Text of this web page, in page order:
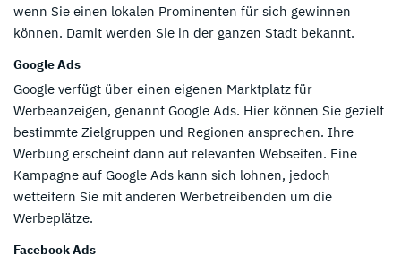
wenn Sie einen lokalen Prominenten für sich gewinnen
können. Damit werden Sie in der ganzen Stadt bekannt.
Google Ads
Google verfügt über einen eigenen Marktplatz für
Werbeanzeigen, genannt Google Ads. Hier können Sie gezielt
bestimmte Zielgruppen und Regionen ansprechen. Ihre
Werbung erscheint dann auf relevanten Webseiten. Eine
Kampagne auf Google Ads kann sich lohnen, jedoch
wetteifern Sie mit anderen Werbetreibenden um die
Werbeplätze.
Facebook Ads